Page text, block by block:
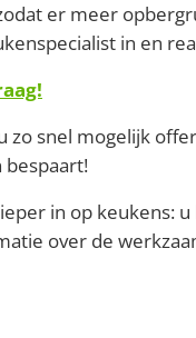
er meer
in en
zo snel mogelijk
bespaart!
in op keukens:
over de